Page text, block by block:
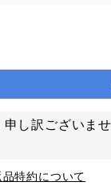
申し訳ございま
品特約について